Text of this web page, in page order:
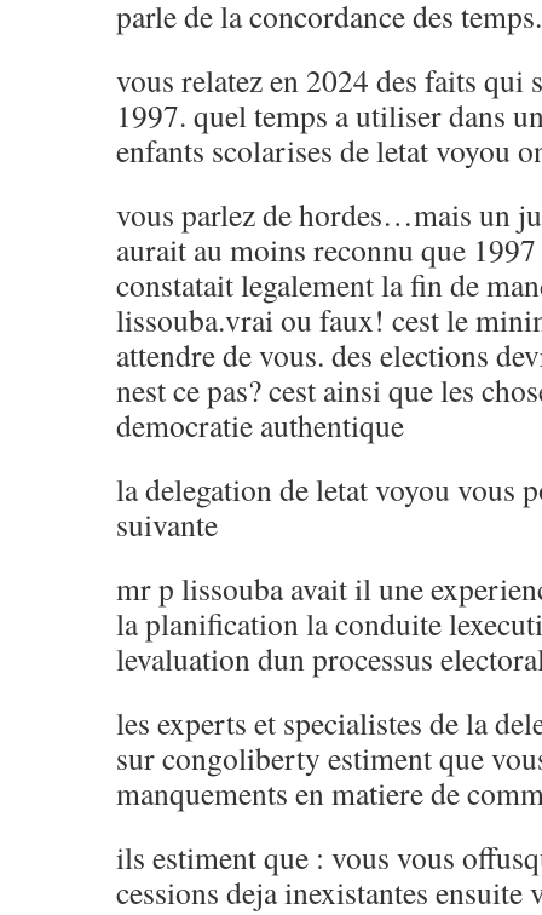
parle de la concordance des temps.
vous relatez en 2024 des faits qui
1997. quel temps a utiliser dans
enfants scolarises de letat voyou
vous parlez de hordes…mais un
aurait au moins reconnu que
constatait legalement la fin de
lissouba.vrai ou faux! cest le
attendre de vous. des elections
nest ce pas? cest ainsi que les
democratie authentique
la delegation de letat voyou vous
suivante
mr p lissouba avait il une
la planification la conduite
levaluation dun processus
les experts et specialistes de la
sur congoliberty estiment que
manquements en matiere de
ils estiment que : vous vous
cessions deja inexistantes ensuite